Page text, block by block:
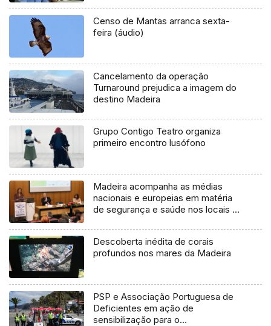
Censo de Mantas arranca sexta-
feira (áudio)
Cancelamento da operação
Turnaround prejudica a imagem do
destino Madeira
Grupo Contigo Teatro organiza
primeiro encontro lusófono
Madeira acompanha as médias
nacionais e europeias em matéria
de segurança e saúde nos locais de
Descoberta inédita de corais
profundos nos mares da Madeira
PSP e Associação Portuguesa de
Deficientes em ação de
sensibilização para o